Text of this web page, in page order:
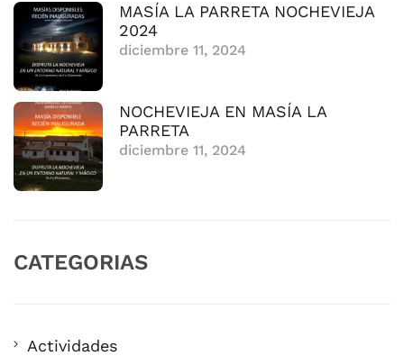
MASÍA LA PARRETA NOCHEVIEJA
2024
diciembre 11, 2024
NOCHEVIEJA EN MASÍA LA
PARRETA
diciembre 11, 2024
CATEGORIAS
Actividades